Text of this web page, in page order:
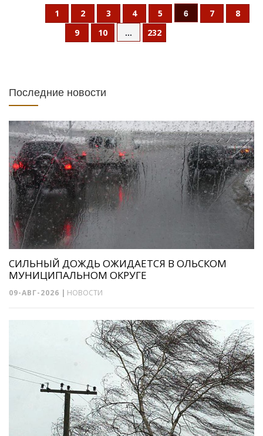
1 2 3 4 5 6 7
8
9
10 ... 232
Последние новости
СИЛЬНЫЙ ДОЖДЬ ОЖИДАЕТСЯ В ОЛЬСКОМ
МУНИЦИПАЛЬНОМ ОКРУГЕ
09-АВГ-2026 | НОВОСТИ